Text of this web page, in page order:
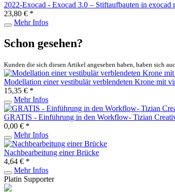
2022-Exocad - Exocad 3.0 – Stiftaufbauten in exocad
23,80 € *
Mehr Infos
Schon gesehen?
Kunden die sich diesen Artikel angesehen haben, haben sich
Modellation einer vestibulär verblendeten Krone mit
15,35 € *
Mehr Infos
GRATIS - Einführung in den Workflow- Tizian
0,00 € *
Mehr Infos
Nachbearbeitung einer Brücke
4,64 € *
Mehr Infos
Platin Supporter